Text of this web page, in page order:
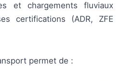
et chargements fluviaux
certifications (ADR, ZFE
permet de :